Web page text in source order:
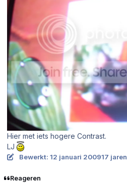
Hier met iets hogere Contrast.
LJ
Bewerkt: 12 januari 200917 jaren
Reageren